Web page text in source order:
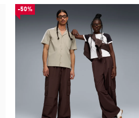
-50%